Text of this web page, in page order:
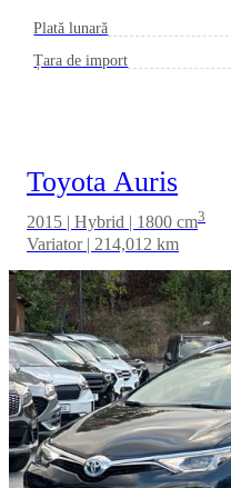
Plată lunară
Țara de import
Toyota Auris
2015 | Hybrid | 1800 cm3
Variator | 214,012 km